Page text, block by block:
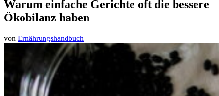
Warum einfache Gerichte oft die bessere
Ökobilanz haben
von Ernährungshandbuch